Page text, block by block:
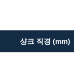
샹크 직경 (mm)